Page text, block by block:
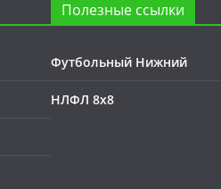
Полезные ссылки
Футбольный Нижний
НЛФЛ 8х8